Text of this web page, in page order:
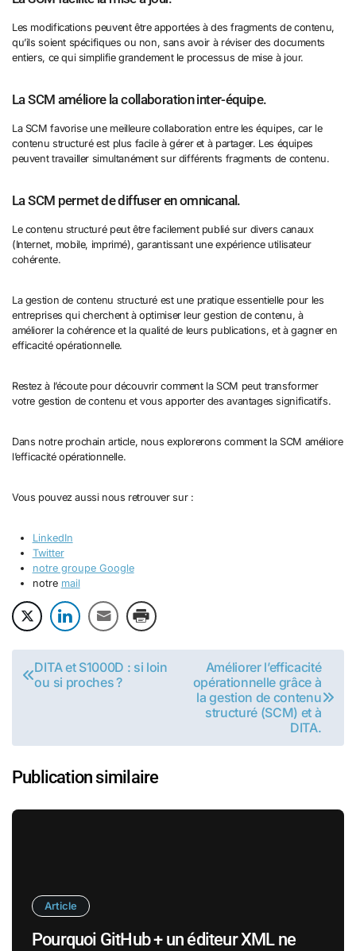
Les modifications peuvent être apportées à des fragments de contenu,
qu’ils soient spécifiques ou non, sans avoir à réviser des documents
entiers, ce qui simplifie grandement le processus de mise à jour.
La SCM améliore la collaboration inter-équipe.
La SCM favorise une meilleure collaboration entre les équipes, car le
contenu structuré est plus facile à gérer et à partager. Les équipes
peuvent travailler simultanément sur différents fragments de contenu.
La SCM permet de diffuser en omnicanal.
Le contenu structuré peut être facilement publié sur divers canaux
(Internet, mobile, imprimé), garantissant une expérience utilisateur
cohérente.
La gestion de contenu structuré est une pratique essentielle pour les
entreprises qui cherchent à optimiser leur gestion de contenu, à
améliorer la cohérence et la qualité de leurs publications, et à gagner en
efficacité opérationnelle.
Restez à l’écoute pour découvrir comment la SCM peut transformer
votre gestion de contenu et vous apporter des avantages significatifs.
Dans notre prochain article, nous explorerons comment la SCM améliore
l’efficacité opérationnelle.
Vous pouvez aussi nous retrouver sur :
LinkedIn
Twitter
notre groupe Google
notre mail
Navigation
DITA et S1000D : si loin
ou si proches ?
Améliorer l’efficacité
opérationnelle grâce à
la gestion de contenu
structuré (SCM) et à
DITA.
Publication similaire
Article
Pourquoi GitHub + un éditeur XML ne